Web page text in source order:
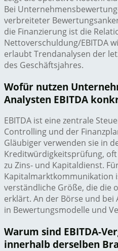
Bei
verbreiteter
die Finanzierung ist die
Nettoverschuldung/EBITDA
erlaubt Trendanalysen der
des Geschäftsjahres.
Wofür nutzen
Analysten EBITDA
EBITDA ist eine zentrale
Controlling und der
Gläubiger verwenden sie in
Kreditwürdigkeitsprüfung,
zu Zins- und Kapitaldienst.
Kapitalmarktkommunikation
verständliche Größe, die die
erklärt. An der Börse und bei
in Bewertungsmodelle und
Warum sind EBITDA-
innerhalb derselben